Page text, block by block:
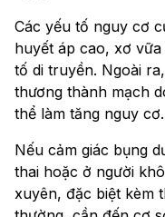
Các yếu tố nguy cơ
huyết áp cao, xơ
tố di truyền. Ngoài
thương thành mạch
thể làm tăng nguy cơ.
Nếu cảm giác bụng
thai hoặc ở người
xuyên, đặc biệt kèm